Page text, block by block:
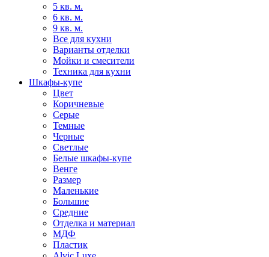
5 кв. м.
6 кв. м.
9 кв. м.
Все для кухни
Варианты отделки
Мойки и смесители
Техника для кухни
Шкафы-купе
Цвет
Коричневые
Серые
Темные
Черные
Светлые
Белые шкафы-купе
Венге
Размер
Маленькие
Большие
Средние
Отделка и материал
МДФ
Пластик